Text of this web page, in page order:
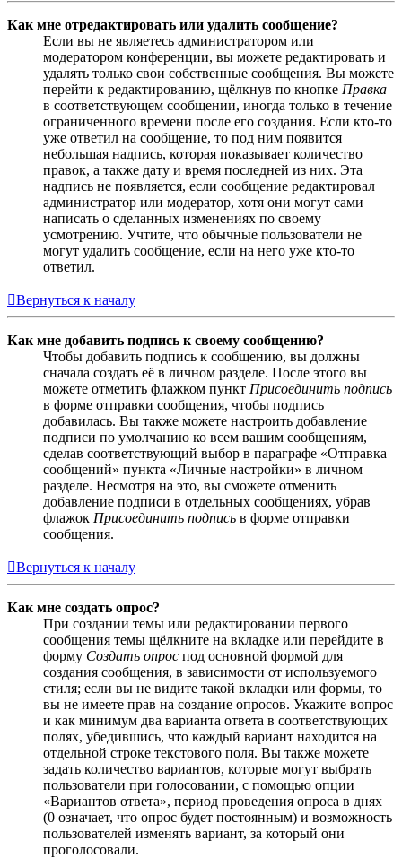
Как мне отредактировать или удалить сообщение?
Если вы не являетесь администратором или
модератором конференции, вы можете редактировать и
удалять только свои собственные сообщения. Вы можете
перейти к редактированию, щёлкнув по кнопке Правка
в соответствующем сообщении, иногда только в течение
ограниченного времени после его создания. Если кто-то
уже ответил на сообщение, то под ним появится
небольшая надпись, которая показывает количество
правок, а также дату и время последней из них. Эта
надпись не появляется, если сообщение редактировал
администратор или модератор, хотя они могут сами
написать о сделанных изменениях по своему
усмотрению. Учтите, что обычные пользователи не
могут удалить сообщение, если на него уже кто-то
ответил.
Вернуться к началу
Как мне добавить подпись к своему сообщению?
Чтобы добавить подпись к сообщению, вы должны
сначала создать её в личном разделе. После этого вы
можете отметить флажком пункт Присоединить подпись
в форме отправки сообщения, чтобы подпись
добавилась. Вы также можете настроить добавление
подписи по умолчанию ко всем вашим сообщениям,
сделав соответствующий выбор в параграфе «Отправка
сообщений» пункта «Личные настройки» в личном
разделе. Несмотря на это, вы сможете отменить
добавление подписи в отдельных сообщениях, убрав
флажок Присоединить подпись в форме отправки
сообщения.
Вернуться к началу
Как мне создать опрос?
При создании темы или редактировании первого
сообщения темы щёлкните на вкладке или перейдите в
форму Создать опрос под основной формой для
создания сообщения, в зависимости от используемого
стиля; если вы не видите такой вкладки или формы, то
вы не имеете прав на создание опросов. Укажите вопрос
и как минимум два варианта ответа в соответствующих
полях, убедившись, что каждый вариант находится на
отдельной строке текстового поля. Вы также можете
задать количество вариантов, которые могут выбрать
пользователи при голосовании, с помощью опции
«Вариантов ответа», период проведения опроса в днях
(0 означает, что опрос будет постоянным) и возможность
пользователей изменять вариант, за который они
проголосовали.